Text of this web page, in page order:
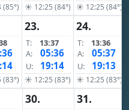
☀ 12:25 (84°) ☀ 12:25 (84°)
23.
T:
13:37
A:
05:36
U: 19:14
☀ 12:25 (83°)
24.
T:
13:36
A:
05:37
U: 19:13
☀ 12:25 (83°)
30. 31.